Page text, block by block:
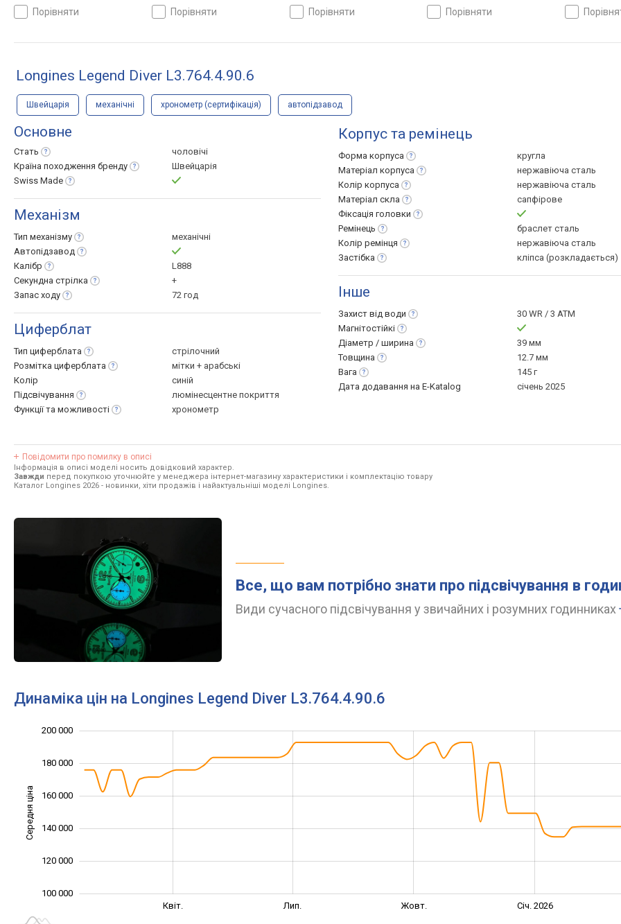
ремінець: браслет сталь, WR
100, Швейцарія
порівняти
Швейцаріяпорівняти
Швейцаріяпорівняти
Швейцаріяпорівняти
ремінець:
100,
Longines Legend Diver L3.764.4.90.6
Швейцарія механічні хронометр (сертифікація) автопідзавод
Основне
Стать
чоловічі
Країна походження бренду
Швейцарія
Swiss Made
Механізм
Тип механізму
механічні
Автопідзавод
Калібр
L888
Секундна стрілка
+
Запас ходу 72 год
Циферблат
Тип циферблата
стрілочний
Розмітка циферблата
мітки + арабські
Колір
синій
Підсвічування
люмінесцентне покриття
Функції та можливості хронометр
Корпус та ремінець
Форма корпуса
кругла
Матеріал корпуса
нержавіюча сталь
Колір корпуса
нержавіюча сталь
Матеріал скла
сапфірове
Фіксація головки
Ремінець
браслет сталь
Колір ремінця
нержавіюча сталь
Застібка
кліпса (розкладається)
Інше
Захист від води
30 WR / 3 ATM
Магнітостійкі
Діаметр / ширина
39 мм
Товщина
12.7 мм
Вага
145 г
Дата додавання на E-Katalog
січень 2025
Повідомити про помилку в описі
Інформація в описі моделі носить довідковий характер.
Завжди перед покупкою уточнюйте у менеджера інтернет-магазину характеристики і комплектацію товару
Каталог Longines 2026 - новинки, хіти продажів і найактуальніші моделі Longines.
Все, що вам потрібно знати про підсвічування в
Види сучасного підсвічування у звичайних і розумних годинниках
Динаміка цін на Longines Legend Diver L3.764.4.90.6
Середня ціна
100 000
120 000
140 000
160 000
180 000
200 000
Лип.
Квіт. Січ. 2026
Жовт.